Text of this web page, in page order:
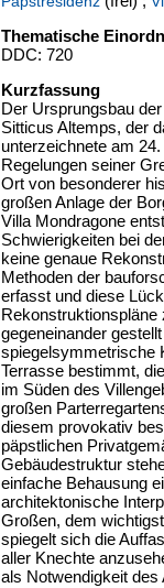
Thematische
DDC: 720
Kurzfassung
Der Ursprungsbau
Sitticus Altemps, der
unterzeichnete am
Regelungen seiner
Ort von besonderer
großen Anlage der
Villa Mondragone
Schwierigkeiten bei
keine genaue
Methoden der
erfasst und diese
gegeneinander
spiegelsymmetrische
Terrasse bestimmt,
im Süden des
großen
diesem provokativ
päpstlichen
Gebäudestruktur
einfache Behausung
architektonische
Großen, dem
spiegelt sich die
aller Knechte
als Notwendigkeit